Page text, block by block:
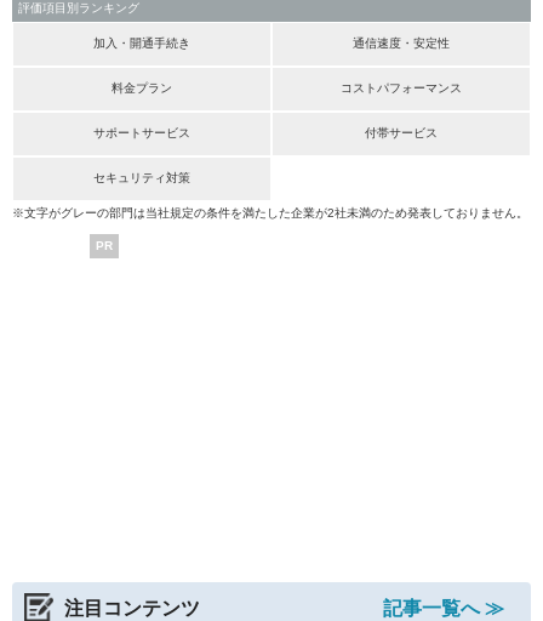
評価項目別ランキング
加入・開通手続き 通信速度・安定性
料金プラン コストパフォーマンス
サポートサービス 付帯サービス
セキュリティ対策
※文字がグレーの部門は当社規定の条件を満たした企業が2社未満のため発表しておりません。
PR
注目コンテンツ
記事一覧へ ≫